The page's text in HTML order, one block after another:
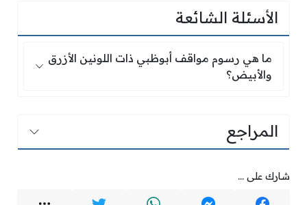
الأسئلة الشائعة
ما هي رسوم مواقف أبوظبي ذات اللونين الأزرق
ما هي رسوم مواقف أبوظبي ذات اللونين الأزرق
والأبيض؟
المراجع
شارك على ...